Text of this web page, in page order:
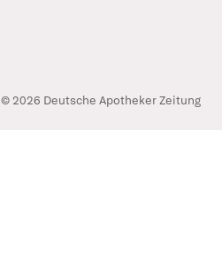
© 2026 Deutsche Apotheker Zeitung